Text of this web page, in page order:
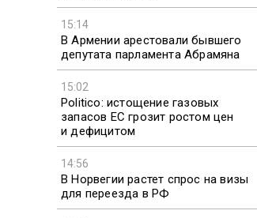
15:14
В Армении арестовали бывшего
депутата парламента Абрамяна
15:02
Politico: истощение газовых
запасов ЕС грозит ростом цен
и дефицитом
14:56
В Норвегии растет спрос на визы
для переезда в РФ